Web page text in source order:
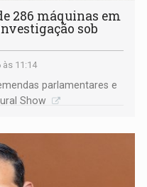
286 máquinas em
sob
11:14
parlamentares e
Show